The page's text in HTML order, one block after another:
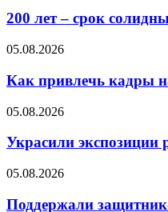
200 лет – срок
05.08.2026
Как привлечь кадры
05.08.2026
Украсили экспозиции
05.08.2026
Поддержали